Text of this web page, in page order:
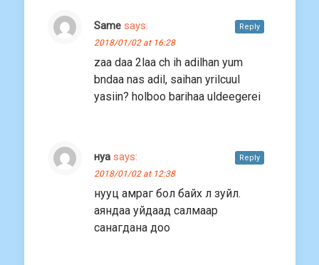
Same says:
2018/01/02 at 16:28
zaa daa 2laa ch ih adilhan yum
bndaa nas adil, saihan yrilcuul
yasiin? holboo barihaa uldeegerei
Reply
нуа says:
2018/01/02 at 12:38
нууц амраг бол байх л зуйл.
аяндаа уйдаад салмаар
санагдана доо
Reply